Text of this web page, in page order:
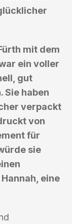
mit dem
ein voller
gut
Sie haben
verpackt
von
für
sie
eine